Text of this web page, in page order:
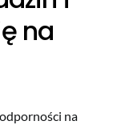
na
na